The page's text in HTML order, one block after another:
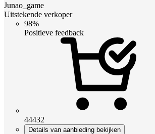
Junao_game
Uitstekende verkoper
98%
Positieve feedback
44432
Details van aanbieding bekijken